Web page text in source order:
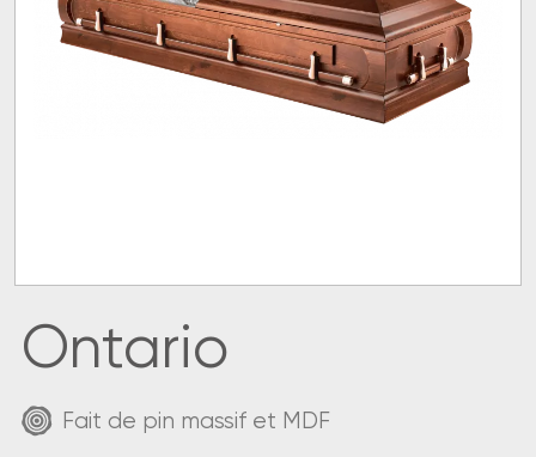
Ontario
Fait de pin massif et MDF